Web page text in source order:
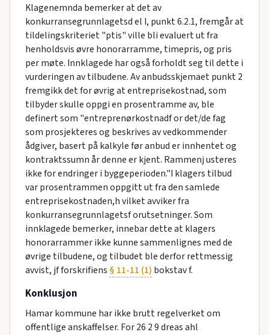
Klagenemnda bemerker at det av
konkurransegrunnlagetsd el I, punkt 6.2.1, fremgår at
tildelingskriteriet "ptis" ville bli evaluert ut fra
henholdsvis øvre honorarramme, timepris, og pris
per møte. Innklagede har også forholdt seg til dette i
vurderingen av tilbudene. Av anbudsskjemaet punkt 2
fremgikk det for øvrig at entreprisekostnad, som
tilbyder skulle oppgi en prosentramme av, ble
definert som "entreprenørkostnadf or det/de fag
som prosjekteres og beskrives av vedkommender
ådgiver, basert på kalkyle før anbud er innhentet og
kontraktssumn år denne er kjent. Rammenj usteres
ikke for endringer i byggeperioden."I klagers tilbud
var prosentrammen oppgitt ut fra den samlede
entreprisekostnaden,h vilket avviker fra
konkurransegrunnlagetsf orutsetninger. Som
innkIagede bemerker, innebar dette at klagers
honorarrammer ikke kunne sammenlignes med de
øvrige tilbudene, og tilbudet ble derfor rettmessig
avvist, jf forskrifiens § 11-11 (1) bokstav f.
Konklusjon
Hamar kommune har ikke brutt regelverket om
offentlige anskaffelser. For 26 2 9 dreas ahl